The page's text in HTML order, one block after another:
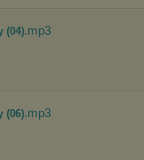
(04).mp3
(06).mp3